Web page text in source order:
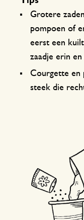
Grotere
pompoen of
eerst een
zaadje erin
Courgette en
steek die